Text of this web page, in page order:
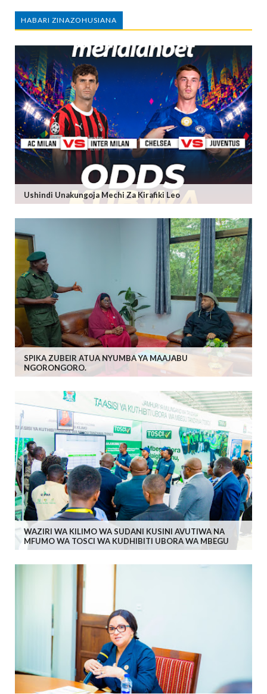
HABARI ZINAZOHUSIANA
Ushindi Unakungoja Mechi Za Kirafiki Leo
SPIKA ZUBEIR ATUA NYUMBA YA MAAJABU
NGORONGORO.
WAZIRI WA KILIMO WA SUDANI KUSINI AVUTIWA NA
MFUMO WA TOSCI WA KUDHIBITI UBORA WA MBEGU